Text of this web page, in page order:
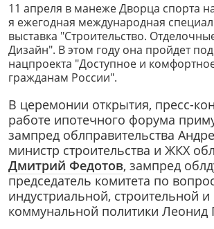
11 апреля в манеже Дворца спорта
я ежегодная международная
выставка "Строительство.
Дизайн". В этом году она пройдет
нацпроекта "Доступное и
гражданам России".
В церемонии открытия, пресс-
работе ипотечного форума
зампред облправительства
министр строительства и ЖКХ
Дмитрий Федотов, зампред
председатель комитета по
индустриальной, строительной и
коммунальной политики Леонид